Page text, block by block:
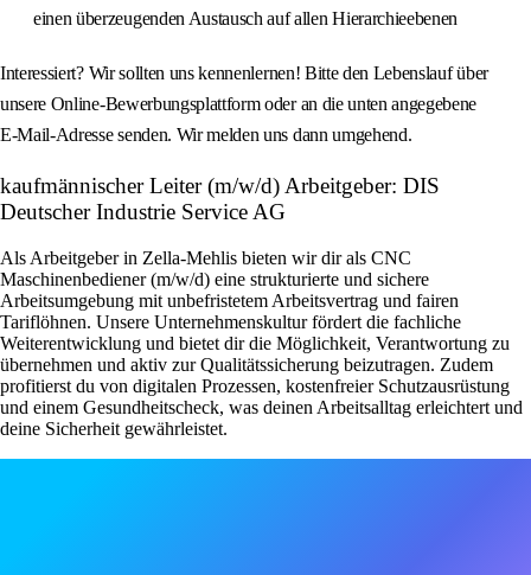
einen überzeugenden Austausch auf allen Hierarchieebenen
Interessiert? Wir sollten uns kennenlernen! Bitte den Lebenslauf über
unsere Online‑Bewerbungsplattform oder an die unten angegebene
E‑Mail-Adresse senden. Wir melden uns dann umgehend.
kaufmännischer Leiter (m/w/d) Arbeitgeber: DIS
Deutscher Industrie Service AG
Als Arbeitgeber in Zella-Mehlis bieten wir dir als CNC
Maschinenbediener (m/w/d) eine strukturierte und sichere
Arbeitsumgebung mit unbefristetem Arbeitsvertrag und fairen
Tariflöhnen. Unsere Unternehmenskultur fördert die fachliche
Weiterentwicklung und bietet dir die Möglichkeit, Verantwortung zu
übernehmen und aktiv zur Qualitätssicherung beizutragen. Zudem
profitierst du von digitalen Prozessen, kostenfreier Schutzausrüstung
und einem Gesundheitscheck, was deinen Arbeitsalltag erleichtert und
deine Sicherheit gewährleistet.